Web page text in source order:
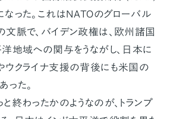
なった。これはNATOのグローバル
文脈で、バイデン政権は、欧州諸国
洋地域への関与をうながし、日本に
ウクライナ支援の背後にも米国の
った。
終わったかのようなのが、トランプ